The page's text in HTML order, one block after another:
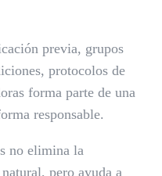
previa, grupos
protocolos de
forma parte de una
responsable.
no elimina la
pero ayuda a